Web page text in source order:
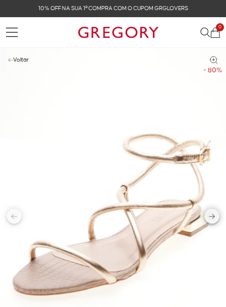
10% OFF NA SUA 1ª COMPRA COM O CUPOM GRGLOVERS
0
- 80%
Voltar